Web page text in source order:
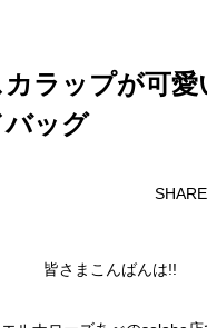
ラップが可
ッグ
皆さまこんばんは!!